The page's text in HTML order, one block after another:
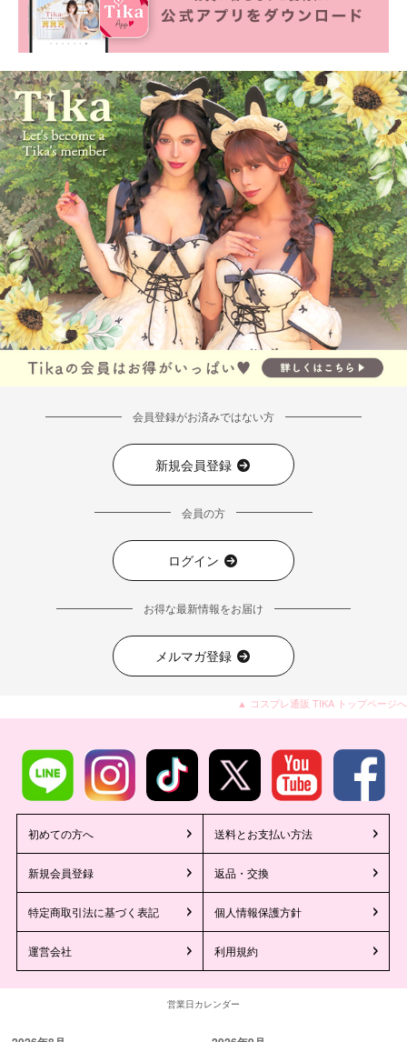
会員登録がお済みではない方
新規会員登録
会員の方
ログイン
お得な最新情報をお届け
メルマガ登録
▲ コスプレ通販 TIKA トップページへ
初めての方へ 送料とお支払い方法
新規会員登録 返品・交換
特定商取引法に基づく表記 個人情報保護方針
運営会社 利用規約
営業日カレンダー